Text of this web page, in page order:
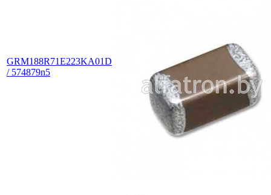
GRM188R71E223KA01D
/ 574879n5